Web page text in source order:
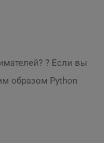
? Если вы
образом Python